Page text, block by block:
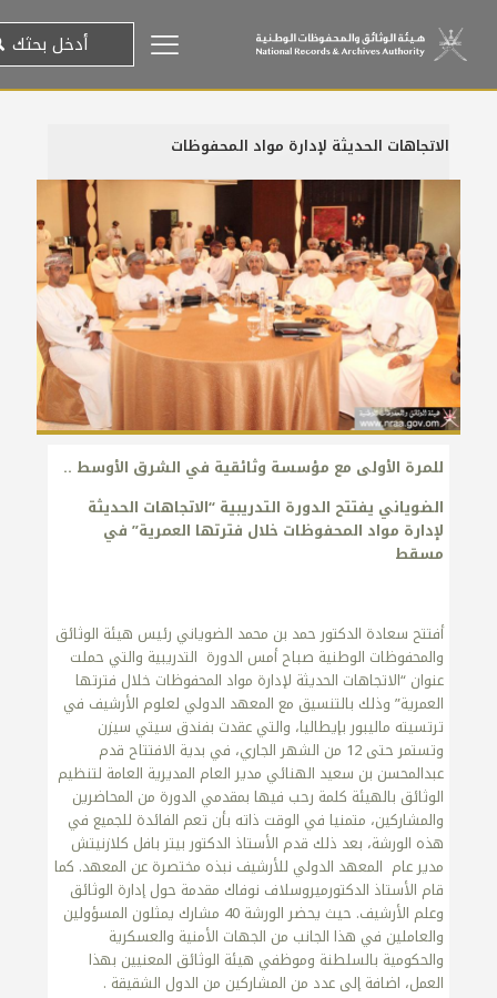
الاتجاهات الحديثة لإدارة مواد المحفوظات
9 فبراير، 2015
للمرة الأولى مع مؤسسة وثائقية في الشرق الأوسط ..
الضوياني يفتتح الدورة التدريبية “الاتجاهات الحديثة
لإدارة مواد المحفوظات خلال فترتها العمرية” في
مسقط
أفتتح سعادة الدكتور حمد بن محمد الضوياني رئيس هيئة الوثائق
والمحفوظات الوطنية صباح أمس الدورة التدريبية والتي حملت
عنوان “الاتجاهات الحديثة لإدارة مواد المحفوظات خلال فترتها
العمرية” وذلك بالتنسيق مع المعهد الدولي لعلوم الأرشيف في
ترتسيته ماليبور بإيطاليا، والتي عقدت بفندق سيتي سيزن
وتستمر حتى 12 من الشهر الجاري، في بدية الافتتاح قدم
عبدالمحسن بن سعيد الهنائي مدير العام المديرية العامة لتنظيم
الوثائق بالهيئة كلمة رحب فيها بمقدمي الدورة من المحاضرين
والمشاركين، متمنيا في الوقت ذاته بأن تعم الفائدة للجميع في
هذه الورشة، بعد ذلك قدم الأستاذ الدكتور بيتر بافل كلازنيتش
مدير عام المعهد الدولي للأرشيف نبذه مختصرة عن المعهد. كما
قام الأستاذ الدكتورميروسلاف نوفاك مقدمة حول إدارة الوثائق
وعلم الأرشيف. حيث يحضر الورشة 40 مشارك يمثلون المسؤولين
والعاملين في هذا الجانب من الجهات الأمنية والعسكرية
والحكومية بالسلطنة وموظفي هيئة الوثائق المعنيين بهذا
العمل، اضافة إلى عدد من المشاركين من الدول الشقيقة .